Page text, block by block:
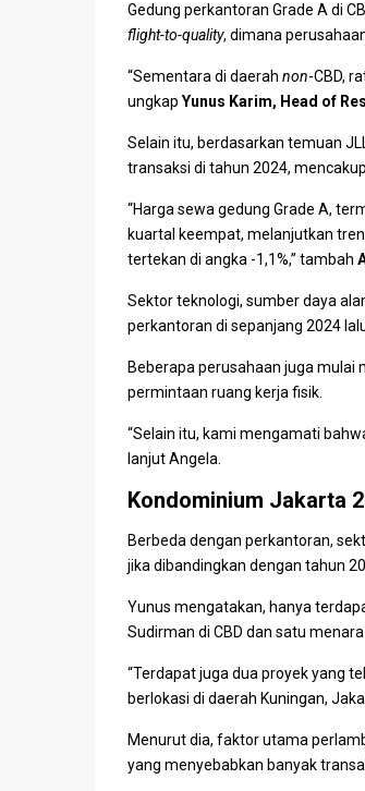
Gedung perkantoran Grade A di
flight-to-quality, dimana
“Sementara di daerah non-CBD,
ungkap Yunus Karim, Head of
Selain itu, berdasarkan temuan
transaksi di tahun 2024,
“Harga sewa gedung Grade A,
kuartal keempat, melanjutkan
tertekan di angka -1,1%,” tambah
Sektor teknologi, sumber daya
perkantoran di sepanjang 2024
Beberapa perusahaan juga mulai
permintaan ruang kerja fisik.
“Selain itu, kami mengamati
lanjutAngela
Kondominium Jakarta
Berbeda dengan perkantoran,
jika dibandingkan dengan tahun
Yunus mengatakan, hanya
Sudirman di CBD dan satu
“Terdapat juga dua proyek yang
berlokasi di daerah Kuningan,
Menurut dia, faktor utama
yang menyebabkan banyak